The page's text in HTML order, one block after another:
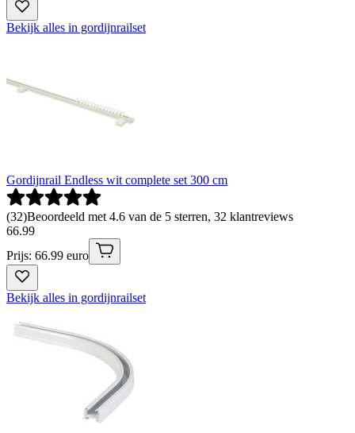
Bekijk alles in gordijnrailset
Gordijnrail Endless wit complete set 300 cm
(32)Beoordeeld met 4.6 van de 5 sterren, 32 klantreviews
66.99
Prijs: 66.99 euro
Bekijk alles in gordijnrailset